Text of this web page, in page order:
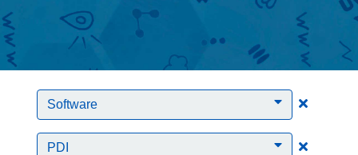
Software Clic
PDI Clic